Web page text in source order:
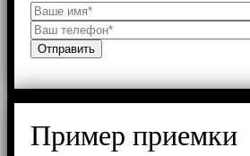
Пример приемки